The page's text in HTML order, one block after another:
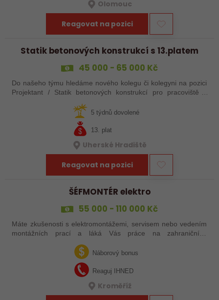
Olomouc
Reagovat na pozici
Statik betonových konstrukcí s 13.platem
45 000 - 65 000 Kč
Do našeho týmu hledáme nového kolegu či kolegyni na pozici
Projektant / Statik betonových konstrukcí pro pracoviště v
5 týdnů dovolené
13. plat
Uherské Hradiště
Reagovat na pozici
ŠÉFMONTÉR elektro
55 000 - 110 000 Kč
Máte zkušenosti s elektromontážemi, servisem nebo vedením
montážních prací a láká Vás práce na zahraničních
už nechce být jen „řadový…Náborový bonus
Reaguj IHNED
Kroměříž